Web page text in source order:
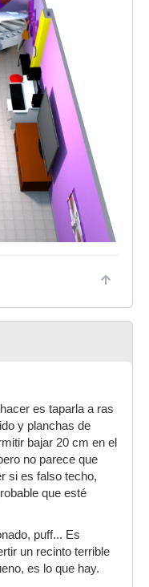
es taparla a ras
y planchas de
bajar 20 cm en el
no parece que
si es falso techo,
que esté
puff... Es
un recinto terrible
es lo que hay.